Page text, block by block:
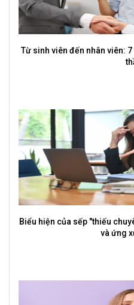
5 sai lầm sinh viên hay mắc